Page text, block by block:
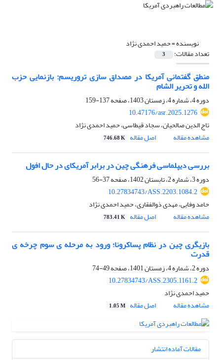
نویسنده =حمید احمدی نژاد
تعداد مقالات: 3
منطق گفتمانی آمریکا در مصداق‏ سازی تروریسم: بازنمایی حزب‏
الله و تحریر الشام
دوره 4، شماره 4، زمستان 1403، صفحه
137-159
10.47176/asr.2025.1276
تاج الدین صالحیان، سجاد قیطاسی، حمید احمدی نژاد
مشاهده مقاله
اصل مقاله 746.68 K
بررسی دیپلماسی فرهنگی چین در برابر آمریکای در حال افول
دوره 3، شماره 2، تابستان 1402، صفحه
37-56
10.27834743/ASS.2203.1084.2
حامد وفایی، مهدی ذوالفقاری، حمید احمدی نژاد
مشاهده مقاله
اصل مقاله 783.41 K
بازیگری چین در نظام پساکرونا؛ ورود به مرحله‏ ی سوم چرخه‏ ی
قدرت
دوره 2، شماره 4، زمستان 1401، صفحه
49-74
10.27834743/ASS.2305.1161.2
حمید احمدی نژاد
مشاهده مقاله
اصل مقاله 1.05 M
مقالات آماده انتشار